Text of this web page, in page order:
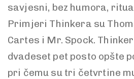
savjesni, bez humora,
Primjeri Thinkera su
Cartes i Mr. Spock.
dvadeset pet posto opšte
pri čemu su tri četvrtine